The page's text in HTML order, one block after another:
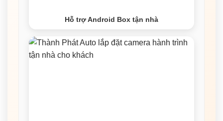
Hỗ trợ Android Box tận nhà